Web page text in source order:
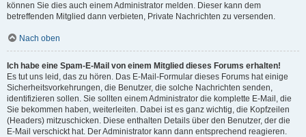
können Sie dies auch einem Administrator melden. Dieser kann dem
betreffenden Mitglied dann verbieten, Private Nachrichten zu versenden.
Nach oben
Ich habe eine Spam-E-Mail von einem Mitglied dieses Forums erhalten!
Es tut uns leid, das zu hören. Das E-Mail-Formular dieses Forums hat einige
Sicherheitsvorkehrungen, die Benutzer, die solche Nachrichten senden,
identifizieren sollen. Sie sollten einem Administrator die komplette E-Mail, die
Sie bekommen haben, weiterleiten. Dabei ist es ganz wichtig, die Kopfzeilen
(Headers) mitzuschicken. Diese enthalten Details über den Benutzer, der die
E-Mail verschickt hat. Der Administrator kann dann entsprechend reagieren.